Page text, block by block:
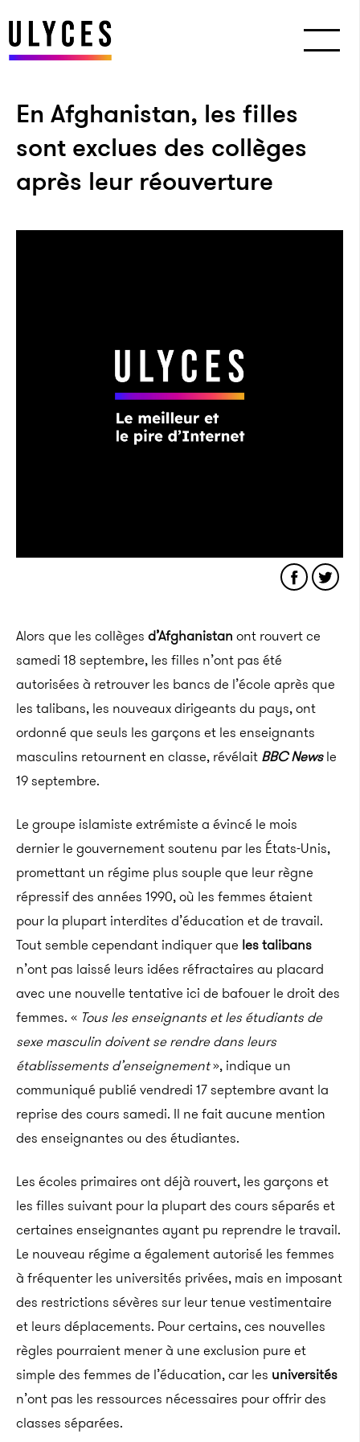
En Afghanistan, les filles
sont exclues des collèges
après leur réouverture
Alors que les collèges d’Afghanistan ont rouvert ce
samedi 18 septembre, les filles n’ont pas été
autorisées à retrouver les bancs de l’école après que
les talibans, les nouveaux dirigeants du pays, ont
ordonné que seuls les garçons et les enseignants
masculins retournent en classe, révélait BBC Newsle
19 septembre.
Le groupe islamiste extrémiste a évincé le mois
dernier le gouvernement soutenu par les États-Unis,
promettant un régime plus souple que leur règne
répressif des années 1990, où les femmes étaient
pour la plupart interdites d’éducation et de travail.
Tout semble cependant indiquer que les talibans
n’ont pas laissé leurs idées réfractaires au placard
avec une nouvelle tentative ici de bafouer le droit des
femmes. « Tous les enseignants et les étudiants de
sexe masculin doivent se rendre dans leurs
établissements d’enseignement», indique un
communiqué publié vendredi 17 septembre avant la
reprise des cours samedi. Il ne fait aucune mention
des enseignantes ou des étudiantes.
Les écoles primaires ont déjà rouvert, les garçons et
les filles suivant pour la plupart des cours séparés et
certaines enseignantes ayant pu reprendre le travail.
Le nouveau régime a également autorisé les femmes
à fréquenter les universités privées, mais en imposant
des restrictions sévères sur leur tenue vestimentaire
et leurs déplacements. Pour certains, ces nouvelles
règles pourraient mener à une exclusion pure et
simple des femmes de l’éducation, car les universités
n’ont pas les ressources nécessaires pour offrir des
classes séparées.